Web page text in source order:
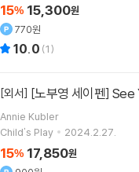
15% 15,300원
770원
10.0 (1)
[외서] [노부영 세이펜]
Annie Kubler
Child's Play
2024.2.27.
15% 17,850원